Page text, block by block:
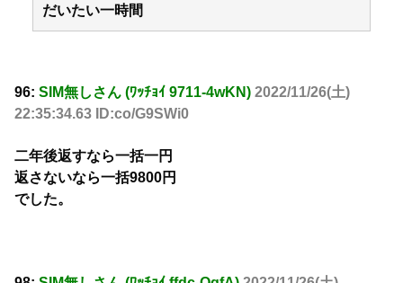
だいたい一時間
96: SIM無しさん (ﾜｯﾁｮｲ 9711-4wKN) 2022/11/26(土)
22:35:34.63 ID:co/G9SWi0
二年後返すなら一括一円
返さないなら一括9800円
でした。